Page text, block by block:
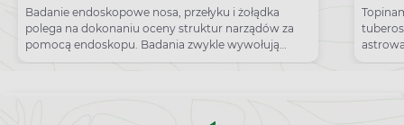
polega i jakie są wskazania?
Badanie endoskopowe nosa, przełyku i żołądka
polega na dokonaniu oceny struktur narządów za
pomocą endoskopu. Badania zwykle wywołują
znaczny dyskomfort, jednak nie trwają długo, a